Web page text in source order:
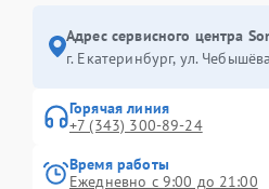
Адрес сервисного центра
г. Екатеринбург, ул.
Горячая линия
+7 (343) 300-89-24
Время работы
Ежедневно с 9:00 до 21:00